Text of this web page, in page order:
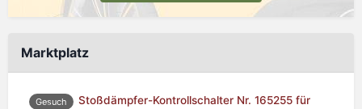
Marktplatz
Gesuch
Stoßdämpfer-Kontrollschalter Nr. 165255 für